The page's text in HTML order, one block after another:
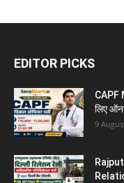
EDITOR PICKS
CAPF
लिए
9